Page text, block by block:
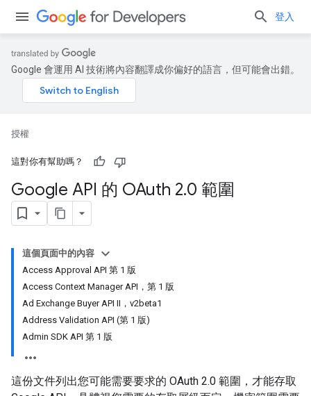
登入
Google 會運用 AI 技術將內容翻譯成你偏好的語言，但可能會出錯。
授權
這對你有幫助嗎？
Google API 的 OAuth 2.0 範圍
這個頁面中的內容
Access Approval API 第 1 版
Access Context Manager API，第 1 版
Ad Exchange Buyer API II，v2beta1
Address Validation API (第 1 版)
Admin SDK API 第 1 版
這份文件列出您可能需要要求的 OAuth 2.0 範圍，才能存取